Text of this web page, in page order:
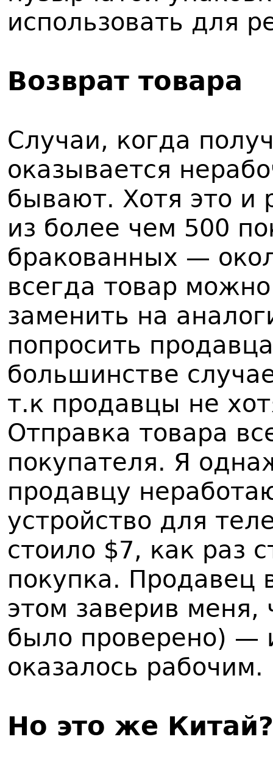
использовать для
Возврат товара
Случаи, когда
оказывается
бывают. Хотя это и
из более чем 500
бракованных —
всегда товар
заменить на
попросить
большинстве
т.к продавцы не
Отправка товара
покупателя. Я
продавцу
устройство для
стоило $7, как раз
покупка. Продавец
этом заверив меня,
было проверено) —
оказалось рабочим.
Но это же Китай?